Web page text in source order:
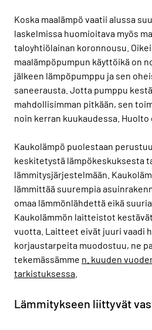
Koska maalämpö vaatii alussa
laskelmissa huomioitava myös
taloyhtiölainan koronnousu.
maalämpöpumpun käyttöikä on
jälkeen lämpöpumppu ja sen
saneerausta. Jotta pumppu
mahdollisimman pitkään, sen
noin kerran kuukaudessa.
Kaukolämpö puolestaan
keskitetystä lämpökeskuksesta
lämmitysjärjestelmään.
lämmittää suurempia
omaa lämmönlähdettä eikä
Kaukolämmön laitteistot
vuotta. Laitteet eivät juuri vaadi
korjaustarpeita muodostuu, ne
tekemässämme n. kuuden
tarkistuksessa
Lämmitykseen liittyvät